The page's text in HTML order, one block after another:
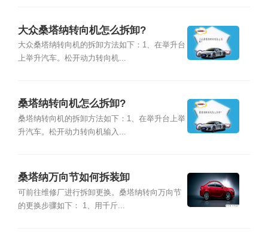
大众桑塔纳转向机怎么拆卸?
大众桑塔纳转向机的拆卸方法如下：1、在举升台
上举升汽车。松开动力转向机...
桑塔纳转向机怎么拆卸?
桑塔纳转向机的拆卸方法如下：1、在举升台上举
升汽车。松开动力转向机输入...
桑塔纳万向节如何拆装卸
可前往维修厂进行拆卸更换。桑塔纳转向万向节
的更换步骤如下： 1、用千斤...